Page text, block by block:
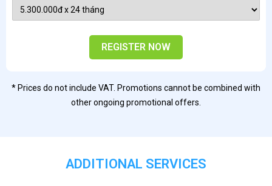
REGISTER NOW
* Prices do not include VAT. Promotions cannot be combined with
other ongoing promotional offers.
ADDITIONAL SERVICES